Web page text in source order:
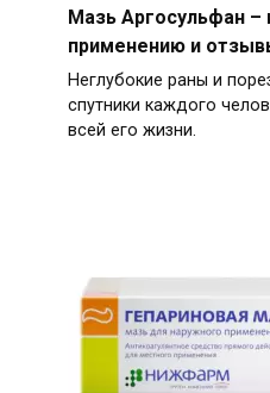
Мазь Аргосульфан –
применению и
Неглубокие раны и
спутники каждого
всей его жизни.